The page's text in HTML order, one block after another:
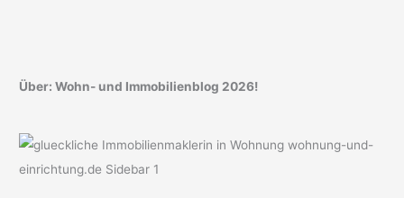
Über: Wohn- und Immobilienblog 2026!